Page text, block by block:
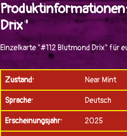
Drix"
Einzelkarte "#112 Blutmond Drix" für
Zustand: Near Mint
Sprache: Deutsch
Erscheinungsjahr: 2025